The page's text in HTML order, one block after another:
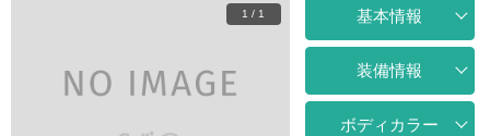
1 / 1 基本情報
装備情報
ボディカラー